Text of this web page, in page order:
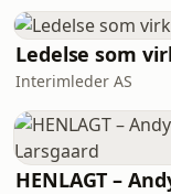
Ledelse som
Interimleder AS